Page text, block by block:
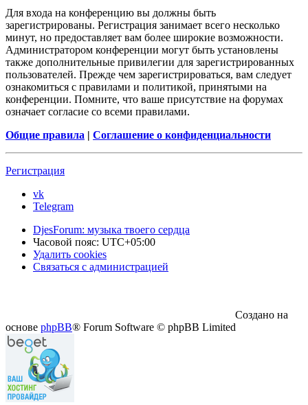
Для входа на конференцию вы должны быть
зарегистрированы. Регистрация занимает всего несколько
минут, но предоставляет вам более широкие возможности.
Администратором конференции могут быть установлены
также дополнительные привилегии для зарегистрированных
пользователей. Прежде чем зарегистрироваться, вам следует
ознакомиться с правилами и политикой, принятыми на
конференции. Помните, что ваше присутствие на форумах
означает согласие со всеми правилами.
Общие правила | Соглашение о конфиденциальности
Регистрация
vk
Telegram
DjesForum: музыка твоего сердца
Часовой пояс: UTC+05:00
Удалить cookies
Связаться с администрацией
Создано на
основе phpBB® Forum Software © phpBB Limited